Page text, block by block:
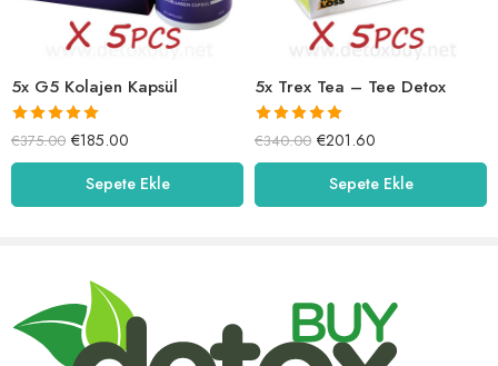
5x G5 Kolajen Kapsül
5 üzerinden
5.00oy aldı
€375.00 €185.00
Sepete Ekle
5x Trex Tea – Tee Detox
5 üzerinden
5.00oy aldı
€340.00 €201.60
Sepete Ekle